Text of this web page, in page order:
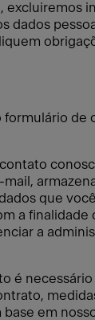
excluiremos
dados
formulário de
que
a finalidade
a
é necessário
em